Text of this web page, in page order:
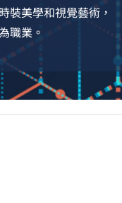
裝美學和視覺藝術，
職業。